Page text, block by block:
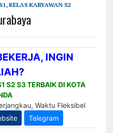
, KELAS KARYAWAN S2